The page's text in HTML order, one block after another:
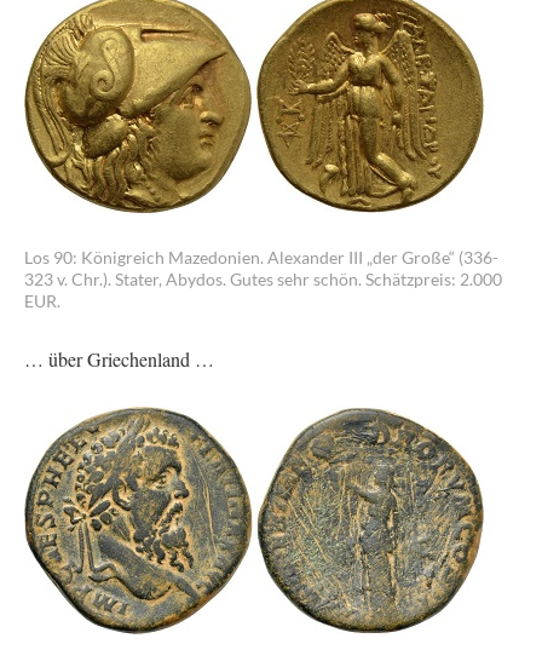
Los 90: Königreich Mazedonien. Alexander III „der Große“ (336-
323 v. Chr.). Stater, Abydos. Gutes sehr schön. Schätzpreis: 2.000
EUR.
… über Griechenland …